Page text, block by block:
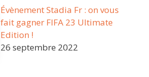
Évènement Stadia Fr : on vous
fait gagner FIFA 23 Ultimate
Edition !
26 septembre 2022